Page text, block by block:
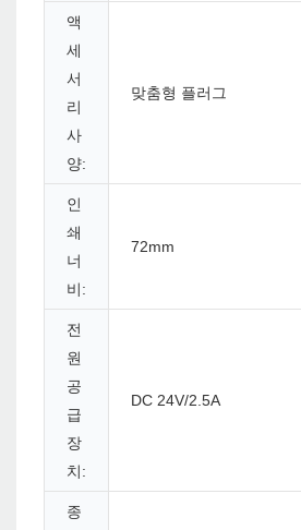
액
세
서
리
사
양:
맞춤형 플러그
인
쇄
너
비:
72mm
전
원
공
급
장
치:
DC 24V/2.5A
종